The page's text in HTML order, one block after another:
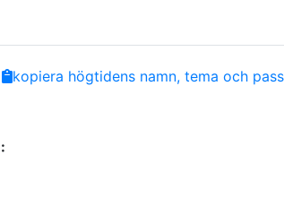
Copy
kopiera högtidens namn, tema och